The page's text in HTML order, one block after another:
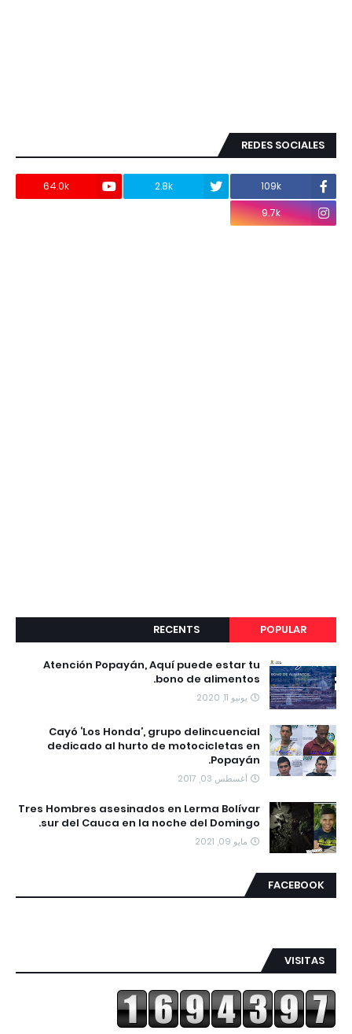
REDES SOCIALES
109k
2.8k
64.0k
9.7k
POPULAR
RECENTS
Atención Popayán, Aquí puede estar tu
bono de alimentos.
يونيو 11, 2020
Cayó ‘Los Honda’, grupo delincuencial
dedicado al hurto de motocicletas en
Popayán.
أغسطس 03, 2017
Tres Hombres asesinados en Lerma Bolívar
sur del Cauca en la noche del Domingo.
مايو 09, 2021
FACEBOOK
VISITAS